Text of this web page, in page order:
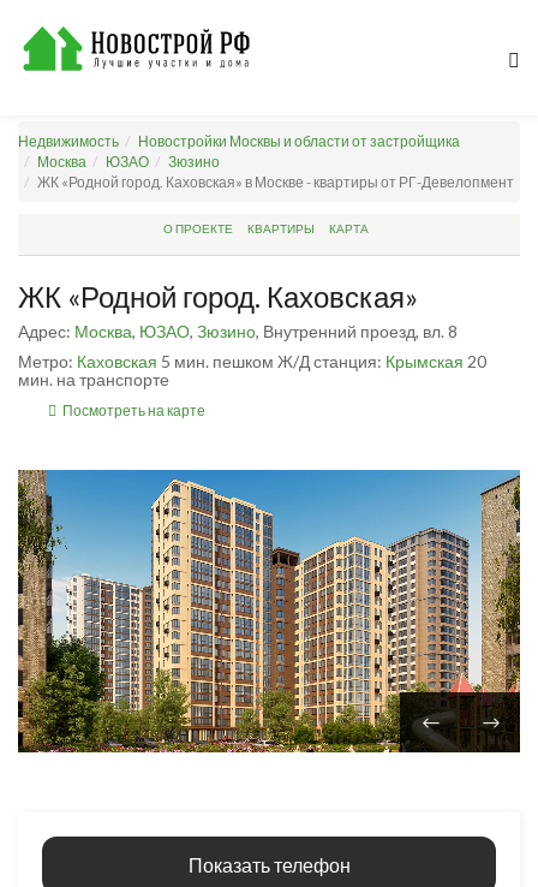
Недвижимость
Новостройки Москвы и области от застройщика
Москва
ЮЗАО
Зюзино
ЖК «Родной город. Каховская» в Москве - квартиры от РГ-Девелопмент
О ПРОЕКТЕ КВАРТИРЫ КАРТА
ЖК «Родной город. Каховская»
Адрес: Москва, ЮЗАО, Зюзино, Внутренний проезд, вл. 8
Метро: Каховская 5 мин. пешком Ж/Д станция: Крымская 20
мин. на транспорте
Посмотреть на карте
Показать телефон